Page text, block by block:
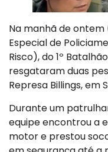
Na manhã de ontem
Especial de
Risco), do 1º
resgataram duas
Represa Billings, em
Durante um
equipe encontrou a
motor e prestou